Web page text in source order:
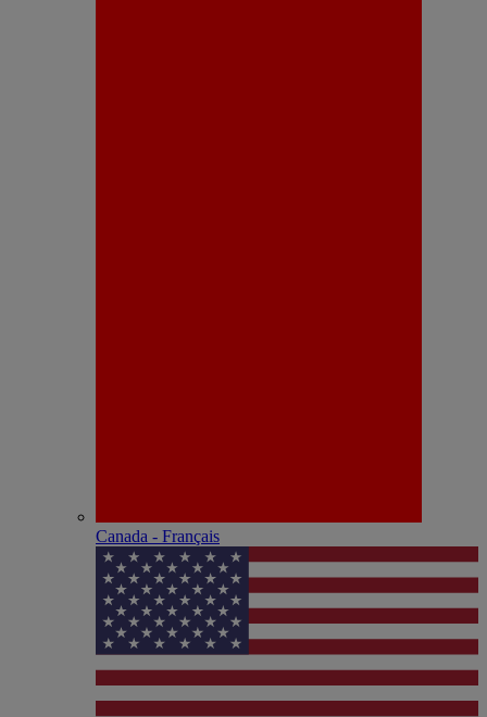
Canada - Français